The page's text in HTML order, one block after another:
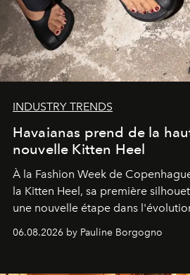
INDUSTRY TRENDS
Havaianas prend de la
nouvelle Kitten Heel
À la Fashion Week de
la Kitten Heel, sa première
une nouvelle étape dans
06.08.2026 by Pauline Borgogno